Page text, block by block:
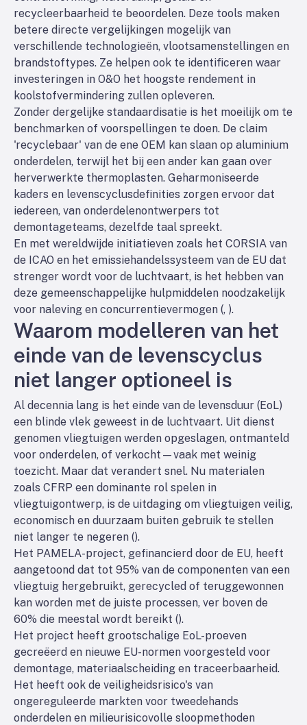
recycleerbaarheid te beoordelen. Deze tools maken
betere directe vergelijkingen mogelijk van
verschillende technologieën, vlootsamenstellingen en
brandstoftypes. Ze helpen ook te identificeren waar
investeringen in O&O het hoogste rendement in
koolstofvermindering zullen opleveren.
Zonder dergelijke standaardisatie is het moeilijk om te
benchmarken of voorspellingen te doen. De claim
'recyclebaar' van de ene OEM kan slaan op aluminium
onderdelen, terwijl het bij een ander kan gaan over
herverwerkte thermoplasten. Geharmoniseerde
kaders en levenscyclusdefinities zorgen ervoor dat
iedereen, van onderdelenontwerpers tot
demontageteams, dezelfde taal spreekt.
En met wereldwijde initiatieven zoals het CORSIA van
de ICAO en het emissiehandelssysteem van de EU dat
strenger wordt voor de luchtvaart, is het hebben van
deze gemeenschappelijke hulpmiddelen noodzakelijk
voor naleving en concurrentievermogen (, ).
Waarom modelleren van het
einde van de levenscyclus
niet langer optioneel is
Al decennia lang is het einde van de levensduur (EoL)
een blinde vlek geweest in de luchtvaart. Uit dienst
genomen vliegtuigen werden opgeslagen, ontmanteld
voor onderdelen, of verkocht—vaak met weinig
toezicht. Maar dat verandert snel. Nu materialen
zoals CFRP een dominante rol spelen in
vliegtuigontwerp, is de uitdaging om vliegtuigen veilig,
economisch en duurzaam buiten gebruik te stellen
niet langer te negeren ().
Het PAMELA-project, gefinancierd door de EU, heeft
aangetoond dat tot 95% van de componenten van een
vliegtuig hergebruikt, gerecycled of teruggewonnen
kan worden met de juiste processen, ver boven de
60% die meestal wordt bereikt ().
Het project heeft grootschalige EoL-proeven
gecreëerd en nieuwe EU-normen voorgesteld voor
demontage, materiaalscheiding en traceerbaarheid.
Het heeft ook de veiligheidsrisico's van
ongereguleerde markten voor tweedehands
onderdelen en milieurisicovolle sloopmethoden